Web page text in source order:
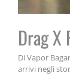
Drag X
Di Vapor
arrivi negli